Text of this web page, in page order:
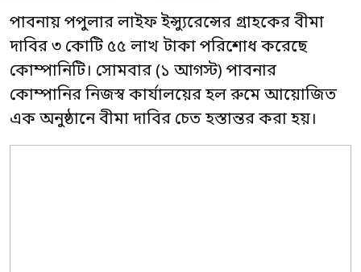
পাবনায় পপুলার লাইফ ইন্স্যুরেন্সের গ্রাহকের বীমা
দাবির ৩ কোটি ৫৫ লাখ টাকা পরিশোধ করেছে
কোম্পানিটি। সোমবার (১ আগস্ট) পাবনার
কোম্পানির নিজস্ব কার্যালয়ের হল রুমে আয়োজিত
এক অনুষ্ঠানে বীমা দাবির চেত হস্তান্তর করা হয়।